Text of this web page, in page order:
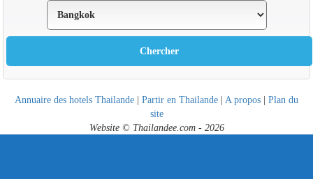
Annuaire des hotels Thailande | Partir en Thailande | A propos | Plan du
site
Website © Thailandee.com - 2026